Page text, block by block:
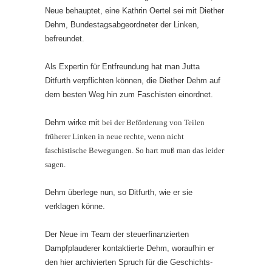
Neue behauptet, eine Kathrin Oertel sei mit Diether
Dehm, Bundestags­ab­ge­ordneter der Linken,
befreundet.
Als Expertin für Entfreundung hat man Jutta
Ditfurth verpflichten kön­nen, die Diether Dehm auf
dem besten Weg hin zum Faschisten einordnet.
Dehm wirke mit bei der Beförderung von Teilen
früherer Linken in neue rechte, wenn nicht
faschistische Bewegungen. So hart muß man das leider
sagen.
Dehm überlege nun, so Ditfurth, wie er sie
verklagen könne.
Der Neue im Team der steuerfinanzierten
Dampfplauderer kontaktierte Dehm, woraufhin er
den hier archivierten Spruch für die Geschichts­